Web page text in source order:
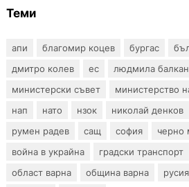
Теми
апи благомир коцев бургас
дмитро колев
ес людмила
министерски съвет
министерство
нап
нато нзок николай денков
румен радев
сащ софия черно
война в украйна
градски транспорт
област варна
община варна русия